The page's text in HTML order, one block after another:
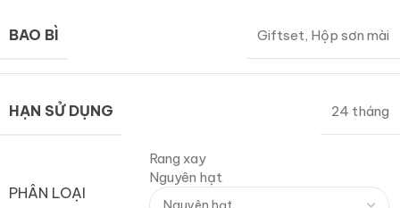
BAO BÌ Giftset, Hộp sơn mài
HẠN SỬ DỤNG 24 tháng
PHÂN LOẠI
Rang xay
Nguyên hạt